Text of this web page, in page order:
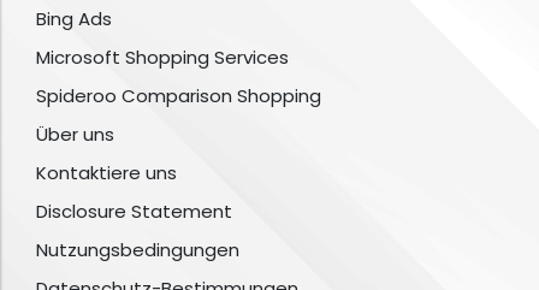
Bing Ads
Microsoft Shopping Services
Spideroo Comparison Shopping
Über uns
Kontaktiere uns
Disclosure Statement
Nutzungsbedingungen